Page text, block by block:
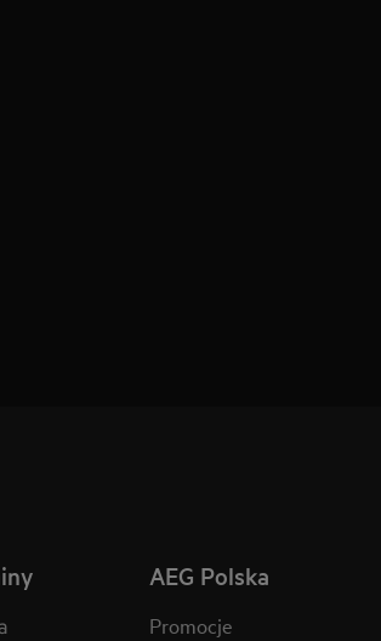
AEG Polska
Promocje